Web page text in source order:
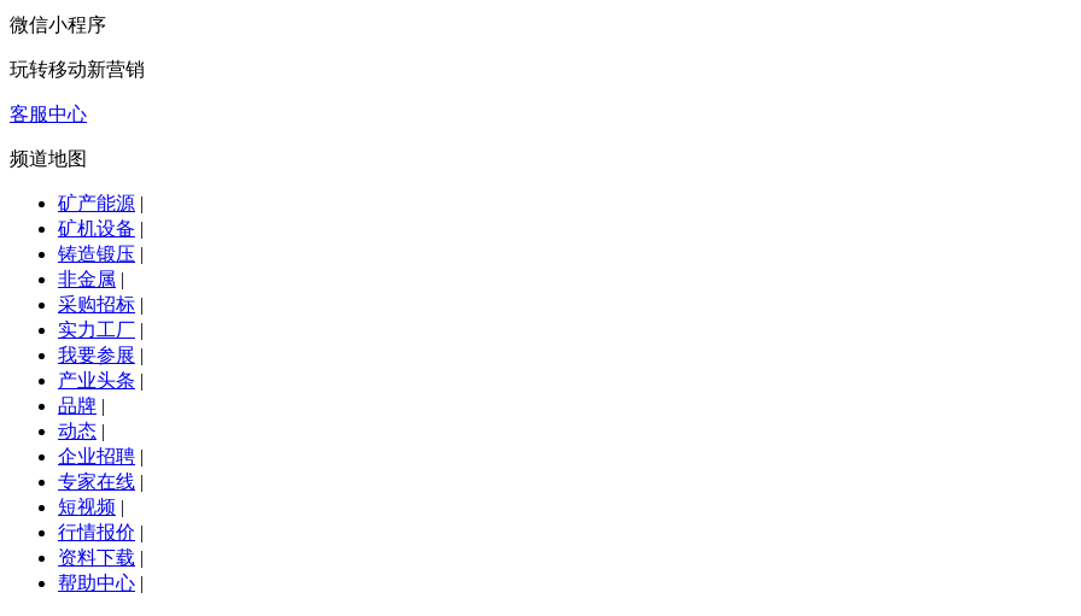
微信小程序
玩转移动新营销
客服中心
频道地图
矿产能源 |
矿机设备 |
铸造锻压 |
非金属 |
采购招标 |
实力工厂 |
我要参展 |
产业头条 |
品牌 |
动态 |
企业招聘 |
专家在线 |
短视频 |
行情报价 |
资料下载 |
帮助中心 |